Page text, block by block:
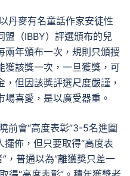
丹麥有名童話作家安徒性
盟（IBBY）評選頒布的兒
兩年頒布一次，規則只頒授
獲該獎一次，一旦獲獎，可
但因該獎評選尺度嚴謹，
喜愛，是以廣受器重。
前會“高度表彰”3-5名進圍
佈，但只要取得“高度表
，普通以為“離獲獎只差一